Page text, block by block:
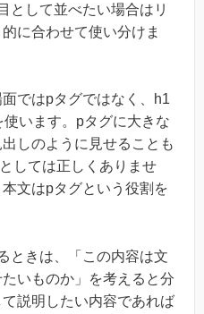
として並べたい場合はリ
に合わせて使い分けま
ではpタグではなく、h1
います。pタグに大きな
しのように見せることも
しては正しくありませ
文はpタグという役割を
ときは、「この内容は文
いものか」を考えると分
説明したい内容であれば